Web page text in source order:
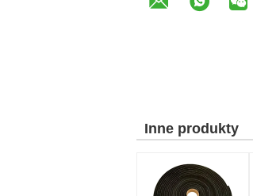
Inne produkty